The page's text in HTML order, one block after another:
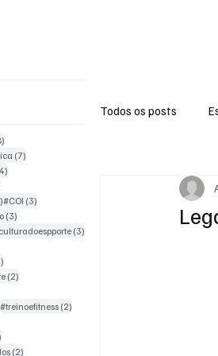
8 posts
(7)7 posts
4 posts
posts
4 posts
#COI (3)3 posts
(3)3 posts
(3)3 posts
2 posts
(2)2 posts
posts
#treinoefitness (2)2 posts
2 posts
(2)2 posts
Todos os posts